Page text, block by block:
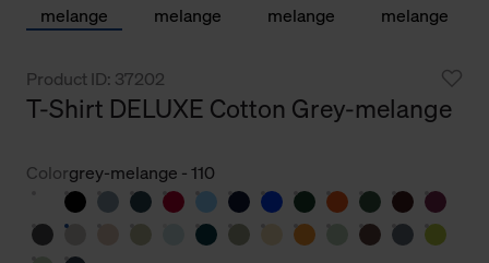
Product ID: 37202
T-Shirt DELUXE Cotton Grey-melange
Colorgrey-melange - 110